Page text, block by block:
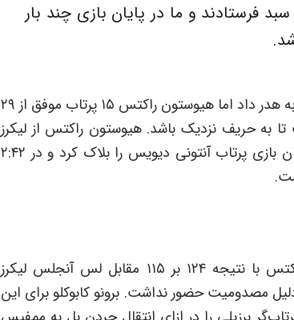
فرستادند و ما در پایان بازی چند بار
لس آنجلس لیکرز بسیاری از پرتاب‌های ساده خود را به هدر داد اما هیوستون راکتس ۱۵ پرتاب موفق از ۲۹
اول بازی داشت تا به حریف نزدیک باشد. هیوستون راکتس از لیکرز
پیش افتاد و رابرت کوینگتون در ۳:۳۰ مانده به پایان بازی پرتاب آنتونی دیویس را بلاک کرد و در ۲:۴۲
هیوستون راکتس: آن‌ها ماه پیش در هیوستون راکتس با نتیجه ۱۲۴ بر ۱۱۵ مقابل لس آنجلس لیکرز
مصدومیت حضور نداشت. برونو کابوکلو برای این